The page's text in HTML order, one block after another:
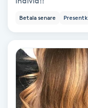
Regndroppsmassage
Reiki
Reikihealing
Reiki massage
Betala senare